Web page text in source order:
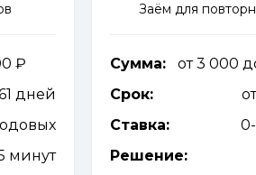
дней
минут
Заём для
Сумма:
от 3 000
Срок:
Ставка:
Решение: